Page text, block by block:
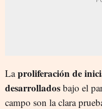
Laproliferación de
desarrollados bajo el
campo son la clara